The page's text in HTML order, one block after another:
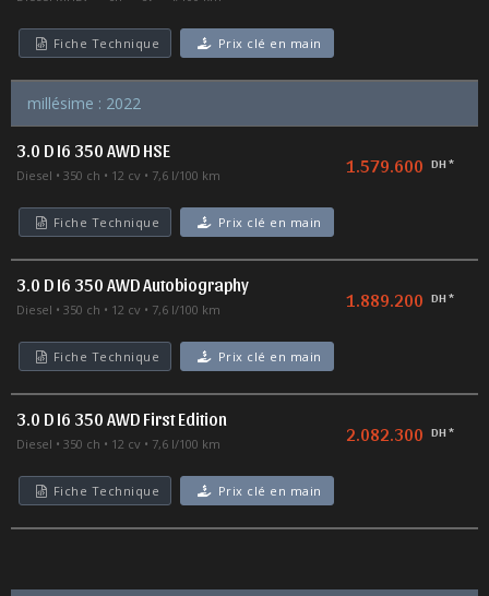
Fiche Technique Prix clé en main
millésime : 2022
3.0 D I6 350 AWD HSE
Diesel 350 ch 12 cv 7,6 l/100 km 1.579.600 DH *
Fiche Technique Prix clé en main
3.0 D I6 350 AWD Autobiography
Diesel 350 ch 12 cv 7,6 l/100 km 1.889.200 DH *
Fiche Technique Prix clé en main
3.0 D I6 350 AWD First Edition
Diesel 350 ch 12 cv 7,6 l/100 km 2.082.300 DH *
Fiche Technique Prix clé en main